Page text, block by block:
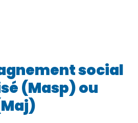
social
(Masp) ou